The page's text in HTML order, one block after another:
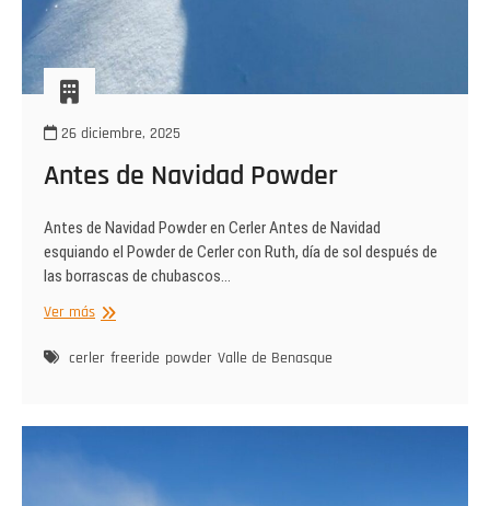
26 diciembre, 2025
Antes de Navidad Powder
Antes de Navidad Powder en Cerler Antes de Navidad
esquiando el Powder de Cerler con Ruth, día de sol después de
las borrascas de chubascos…
Ver másAntes
Navidad
cerler freeride powder Valle de Benasque